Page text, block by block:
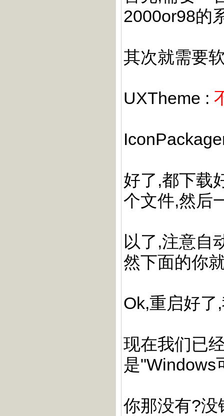
2000or98的
其次就需要
UXTheme :
好了,都下载
个文件,然后
以了,注意自
然下面的你
Ok,重启好了
现在我们已
是"Windows
你那没有?没